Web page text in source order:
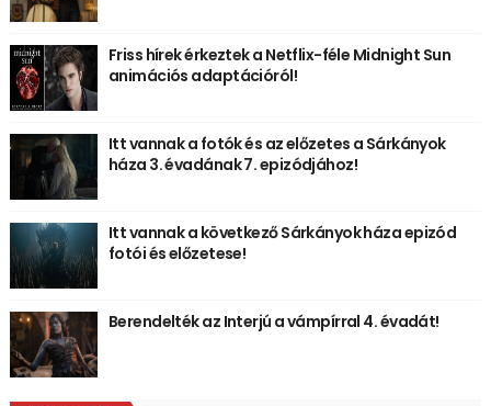
Friss hírek érkeztek a Netflix-féle Midnight Sun
animációs adaptációról!
Itt vannak a fotók és az előzetes a Sárkányok
háza 3. évadának 7. epizódjához!
Itt vannak a következő Sárkányok háza epizód
fotói és előzetese!
Berendelték az Interjú a vámpírral 4. évadát!